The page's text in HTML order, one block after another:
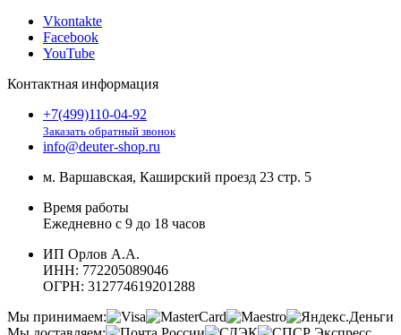
Vkontakte
Facebook
YouTube
Контактная информация
+7(499)110-04-92
Заказать обратный звонок
info@deuter-shop.ru
м. Варшавская, Каширский проезд 23 стр. 5
Время работы
Ежедневно с 9 до 18 часов
ИП Орлов А.А.
ИНН: 772205089046
ОГРН: 312774619201288
Мы принимаем: